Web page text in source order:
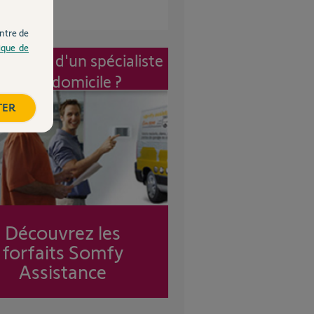
d'un spécialiste
à mon domicile ?
Découvrez les
forfaits Somfy
Assistance
de
de